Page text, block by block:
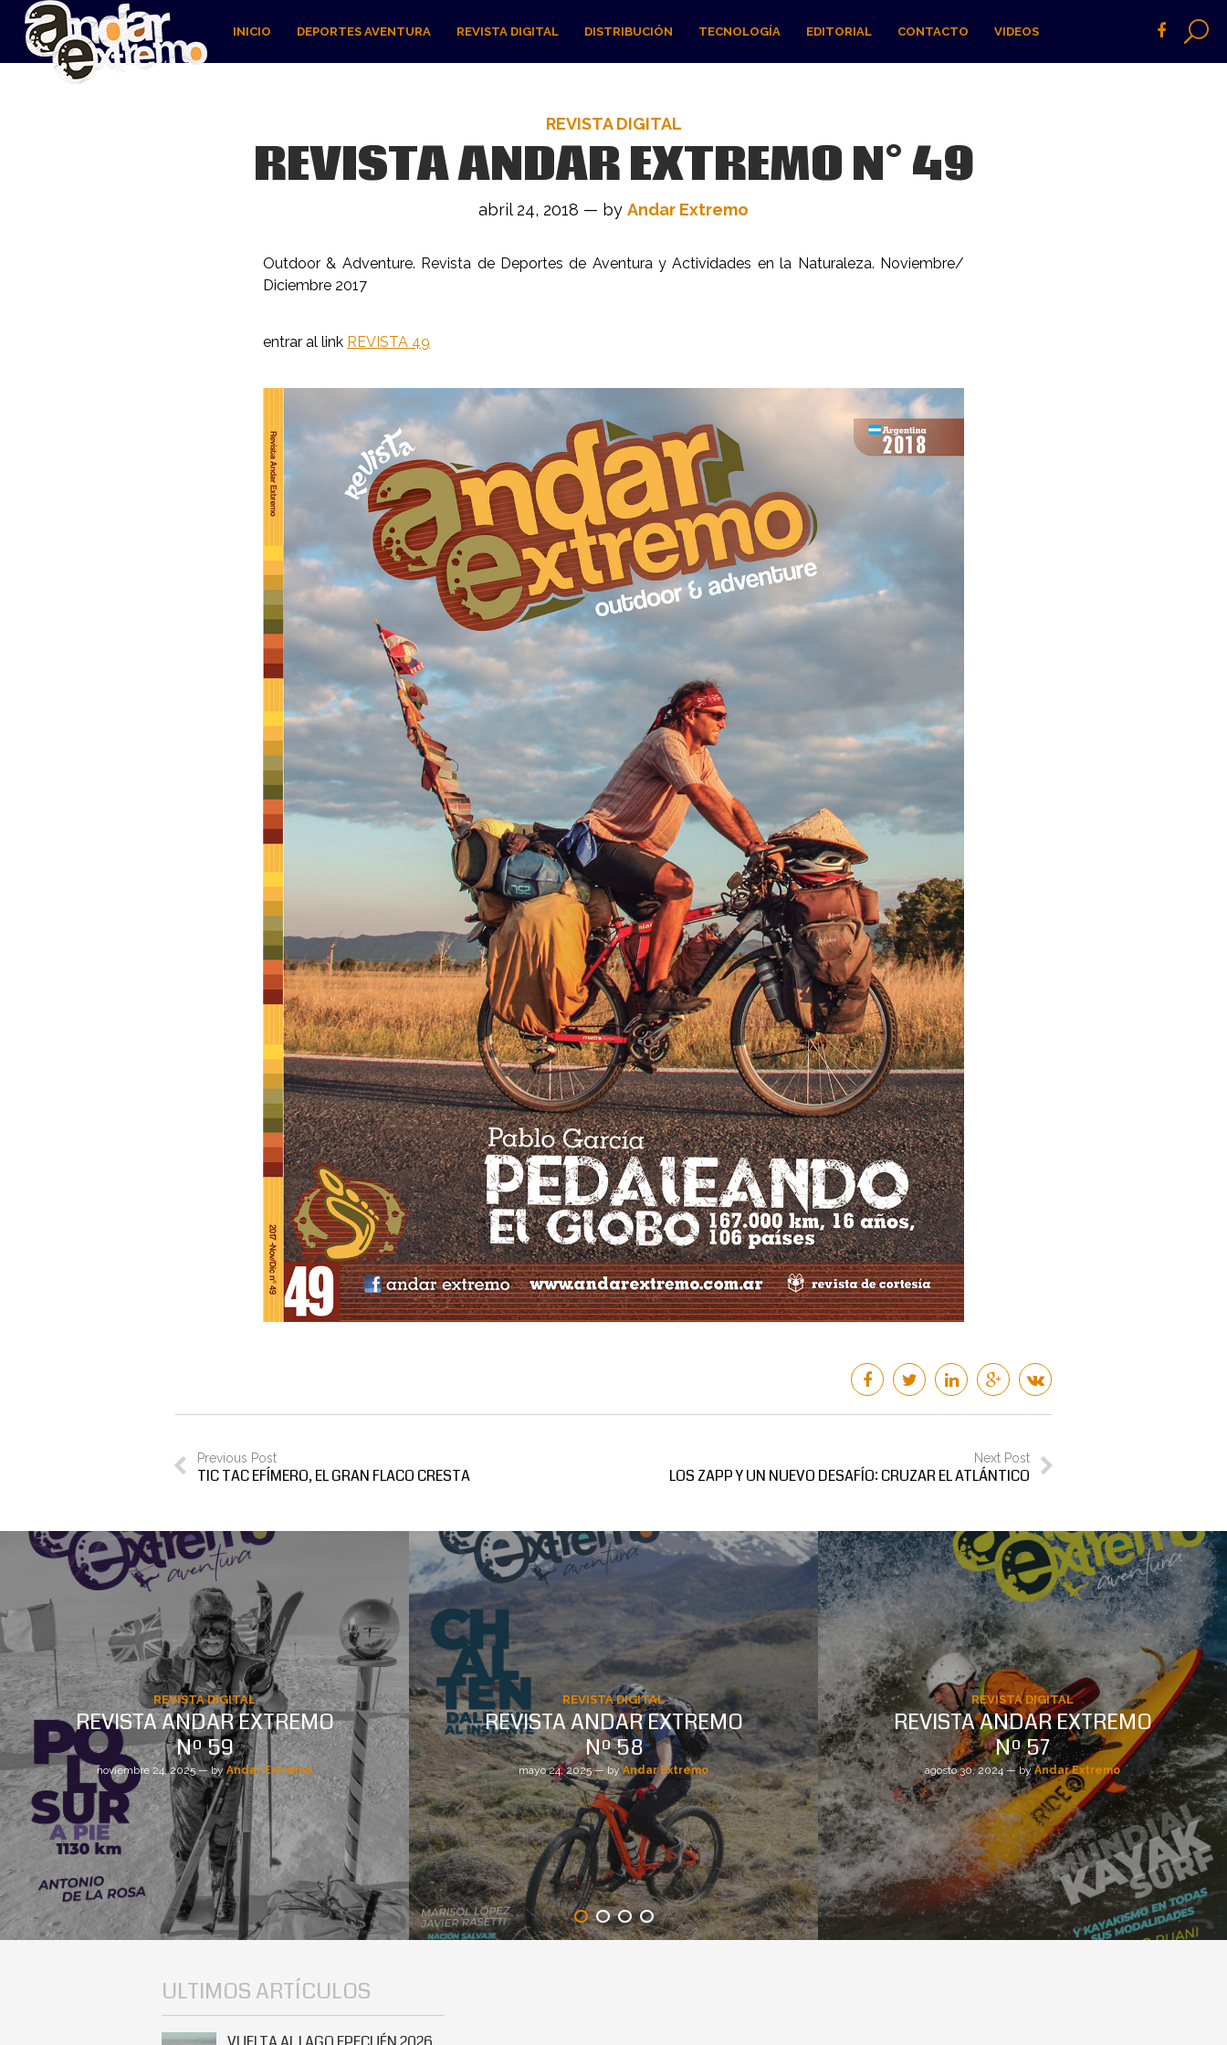
INICIO DEPORTES AVENTURA REVISTA DIGITAL DISTRIBUCIÓN TECNOLOGÍA EDITORIAL CONTACTO VIDEOS
REVISTA DIGITAL
REVISTA ANDAR EXTREMO N° 49
abril 24, 2018 — by Andar Extremo
Outdoor & Adventure. Revista de Deportes de Aventura y Actividades en la Naturaleza. Noviembre/
Diciembre 2017
entrar al link REVISTA 49
Previous Post
TIC TAC EFÍMERO, EL GRAN FLACO CRESTA
Next Post
LOS ZAPP Y UN NUEVO DESAFÍO: CRUZAR EL ATLÁNTICO
REVISTA DIGITAL
REVISTA ANDAR EXTREMO
Nº 59
noviembre 24, 2025 — by Andar Extremo
REVISTA DIGITAL
REVISTA ANDAR EXTREMO
Nº 58
mayo 24, 2025 — byAndar Extremo
REVISTA DIGITAL
REVISTA ANDAR EXTREMO
Nº 57
agosto 30, 2024 — byAndar Extremo
ULTIMOS ARTÍCULOS